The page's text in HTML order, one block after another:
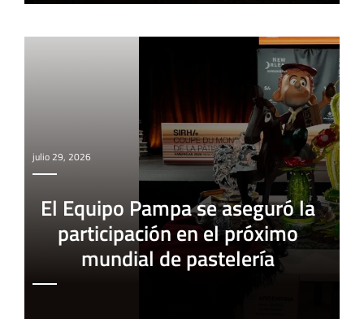
julio 29, 2026
El Equipo Pampa se aseguró la
participación en el próximo
mundial de pastelería